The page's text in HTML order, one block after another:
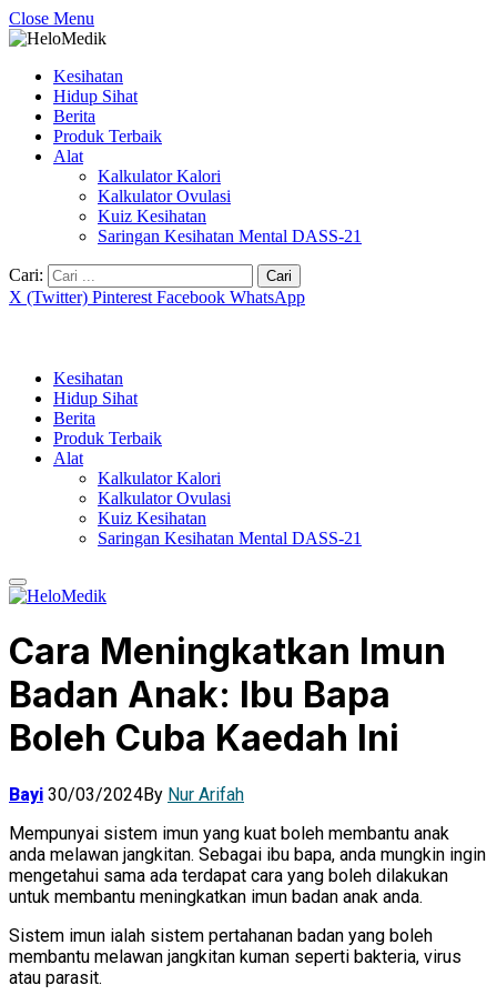
Close Menu
Kesihatan
Hidup Sihat
Berita
Produk Terbaik
Alat
Kalkulator Kalori
Kalkulator Ovulasi
Kuiz Kesihatan
Saringan Kesihatan Mental DASS-21
Cari:
X (Twitter) Pinterest Facebook WhatsApp
Kesihatan
Hidup Sihat
Berita
Produk Terbaik
Alat
Kalkulator Kalori
Kalkulator Ovulasi
Kuiz Kesihatan
Saringan Kesihatan Mental DASS-21
Cara Meningkatkan Imun
Badan Anak: Ibu Bapa
Boleh Cuba Kaedah Ini
Bayi 30/03/2024By Nur Arifah
Mempunyai sistem imun yang kuat boleh membantu anak
anda melawan jangkitan. Sebagai ibu bapa, anda mungkin ingin
mengetahui sama ada terdapat cara yang boleh dilakukan
untuk membantu meningkatkan imun badan anak anda.
Sistem imun ialah sistem pertahanan badan yang boleh
membantu melawan jangkitan kuman seperti bakteria, virus
atau parasit.